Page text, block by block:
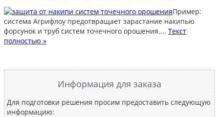
Пример:
система Агрифлоу предотвращает зарастание накипью
форсунок и труб систем точечного орошения.... Текст
полностью »
Информация для заказа
Для подготовки решения просим предоставить следующую
информацию: